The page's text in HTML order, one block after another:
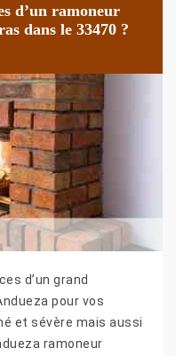
d’un ramoneur
dans le 33470 ?
d’un grand
pour vos
et sévère mais aussi
ramoneur